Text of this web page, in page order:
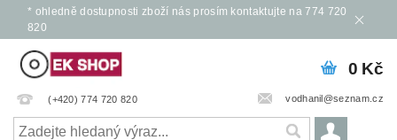
* ohledně dostupnosti zboží nás prosím kontaktujte na 774 720
820
(+420) 774 720 820 vodhanil@seznam.cz
0 Kč